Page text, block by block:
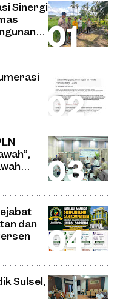
Sinergi
dan
Sulsel,